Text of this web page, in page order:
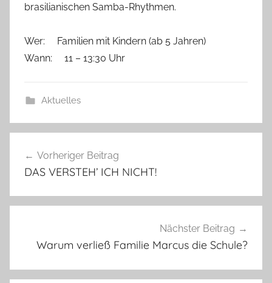
brasilianischen Samba-Rhythmen.
Wer: Familien mit Kindern (ab 5 Jahren)
Wann: 11 – 13:30 Uhr
Aktuelles
Vorheriger Beitrag
DAS VERSTEH’ ICH NICHT!
Nächster Beitrag
Warum verließ Familie Marcus die Schule?